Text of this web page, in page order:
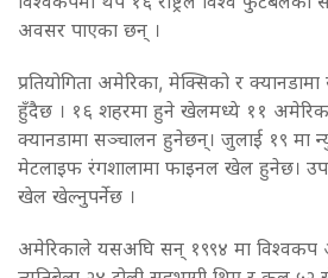
अवसर पाएका छन् ।
प्रतियोगिता अमेरिका, मेक्सिको र
हुँदैछ । १६ शहरमा हुने खेलमध्ये ११
क्यानडामा सञ्चालन हुनेछन्। जुलाई १९ मा
मेटलाइफ रंगशालामा फाइनल खेल हुनेछ।
खेल खेल्नुपर्नेछ ।
अमेरिकाले यसअघि सन् १९९४ मा विश्वकप